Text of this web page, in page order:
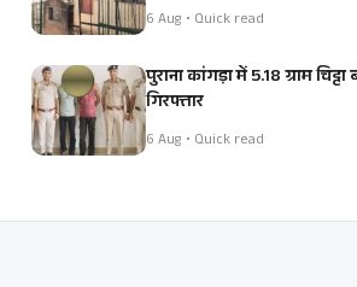
6 Aug • Quick read
पुराना कांगड़ा में 5.18 ग्राम
गिरफ्तार
6 Aug • Quick read